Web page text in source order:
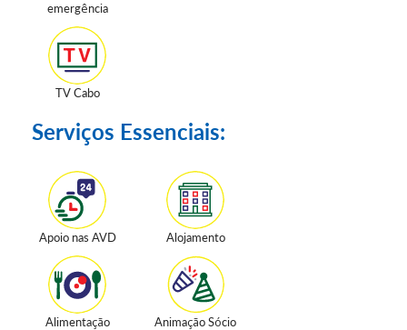
emergência
TV Cabo
Serviços Essenciais:
Apoio nas AVD Alojamento
Alimentação Animação Sócio